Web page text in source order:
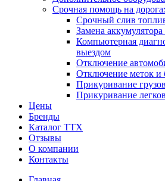
Срочная помощь на
Срочный слив
Замена
Компьютерная
выездом
Отключение
Отключение меток и
Прикуривание
Прикуривание
Цены
Бренды
Каталог ТТХ
Отзывы
О компании
Контакты